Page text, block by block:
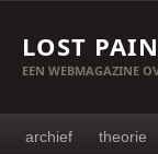
LOST
EEN WEBMAGAZINE
archief theorie